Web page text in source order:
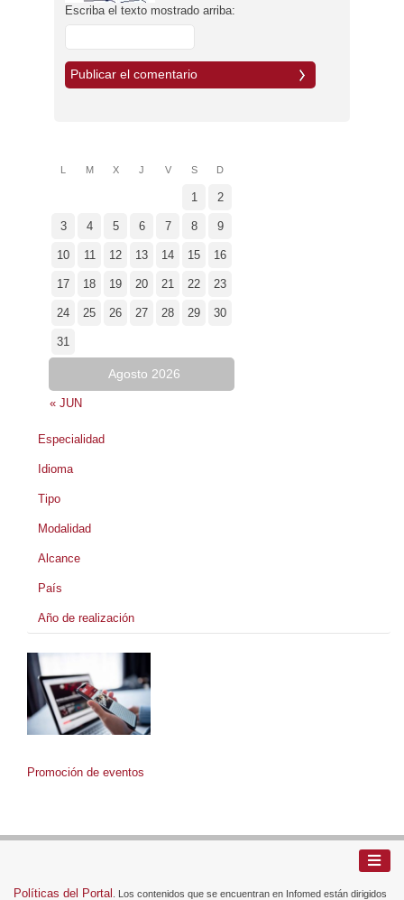
Escriba el texto mostrado arriba:
Agosto 2026
L M X J V S D
1 2
3 4 5 6 7 8 9
10 11 12 13 14 15 16
17 18 19 20 21 22 23
24 25 26 27 28 29 30
31
« JUN
Especialidad
Idioma
Tipo
Modalidad
Alcance
País
Año de realización
Promoción de eventos
Políticas del Portal . Los contenidos que se encuentran en Infomed están dirigidos